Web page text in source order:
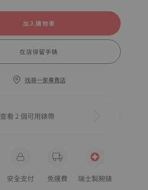
加入購物車
在店保留手錶
找尋一家專賣店
查看 2 個可用錶帶
安全支付 免運費 瑞士製腕錶